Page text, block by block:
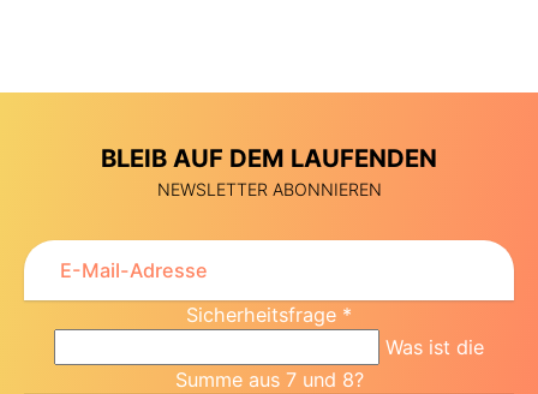
BLEIB AUF DEM LAUFENDEN
NEWSLETTER ABONNIEREN
Sicherheitsfrage *
Was ist die
Summe aus 7 und 8?